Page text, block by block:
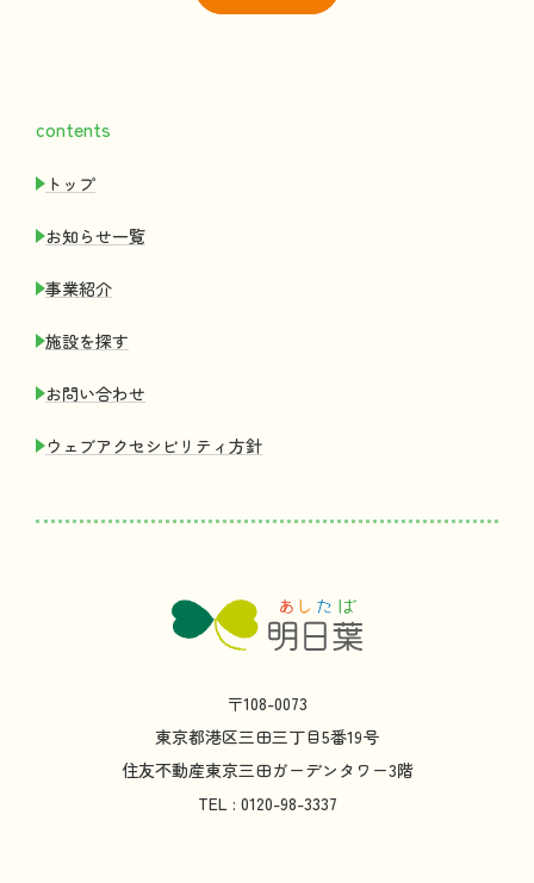
contents
トップ
お知 らせ一覧
事業紹介
施設を探す
お問い合わせ
ウェブアクセシビリティ 方針
〒108-0073
東京都港区三田三丁目5番19号
住友不動産東京三田ガーデンタワー3階
TEL : 0120-98-3337